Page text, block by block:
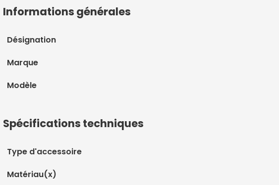
Informations générales
Désignation
Marque
Modèle
Spécifications techniques
Type d'accessoire
Matériau(x)